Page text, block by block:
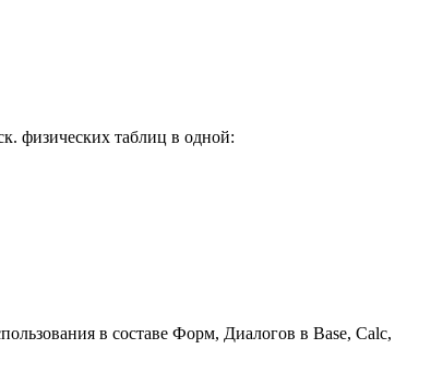
физических таблиц в одной:
в составе Форм, Диалогов в Base, Calc,